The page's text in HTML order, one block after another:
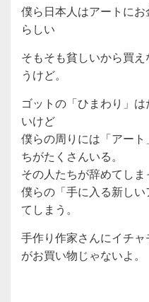
僕ら日本人はアートに
らしい
そもそも貧しいから買
うけど。
ゴットの「ひまわり」
いけど
僕らの周りには「アー
ちがたくさんいる。
その人たちが辞めてしま
僕らの「手に入る新し
てしまう。
手作り作家さんにイチ
がお買い物じゃないよ。